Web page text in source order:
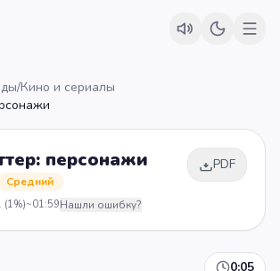
/Кино и сериалы
персонажи
Средний
PDF
(1%)~01:59Нашли ошибку?
0:05